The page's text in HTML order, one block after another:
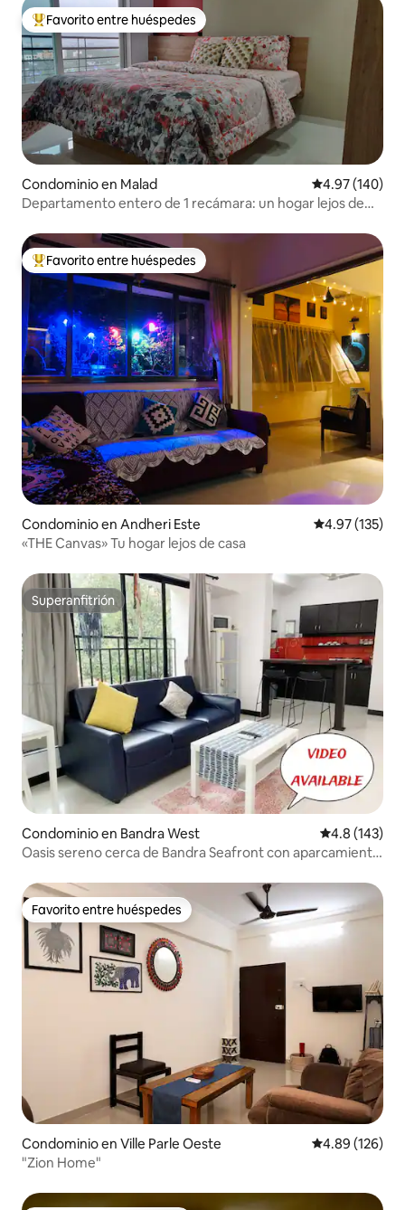
De los mejores en Favorito entre huéspedes
Favorito entre huéspedes
Condominio en Malad Calificación
4.97 (140)
Departamento entero de 1 recámara: un hogar lejos de
De los mejores en Favorito entre huéspedes
Favorito entre huéspedes
Condominio en Andheri Este Calificación
4.97 (135)
«THE Canvas» Tu hogar lejos de casa
Superanfitrión
Superanfitrión
Condominio en Bandra West Calificación
4.8 (143)
Oasis sereno cerca de Bandra Seafront con aparcamiento
Favorito entre huéspedes
Favorito entre huéspedes
Condominio en Ville Parle Oeste Calificación
4.89 (126)
"Zion Home"